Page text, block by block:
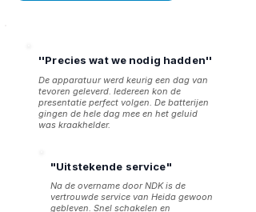
''Precies wat we nodig hadden''
De apparatuur werd keurig een dag van
tevoren geleverd. Iedereen kon de
presentatie perfect volgen. De batterijen
gingen de hele dag mee en het geluid
was kraakhelder.
"Uitstekende service"
Na de overname door NDK is de
vertrouwde service van Heida gewoon
gebleven. Snel schakelen en